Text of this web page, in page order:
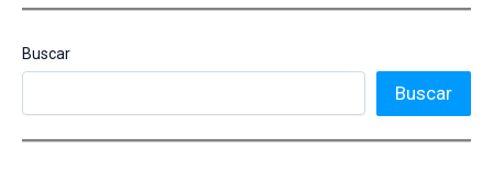
Buscar
Buscar